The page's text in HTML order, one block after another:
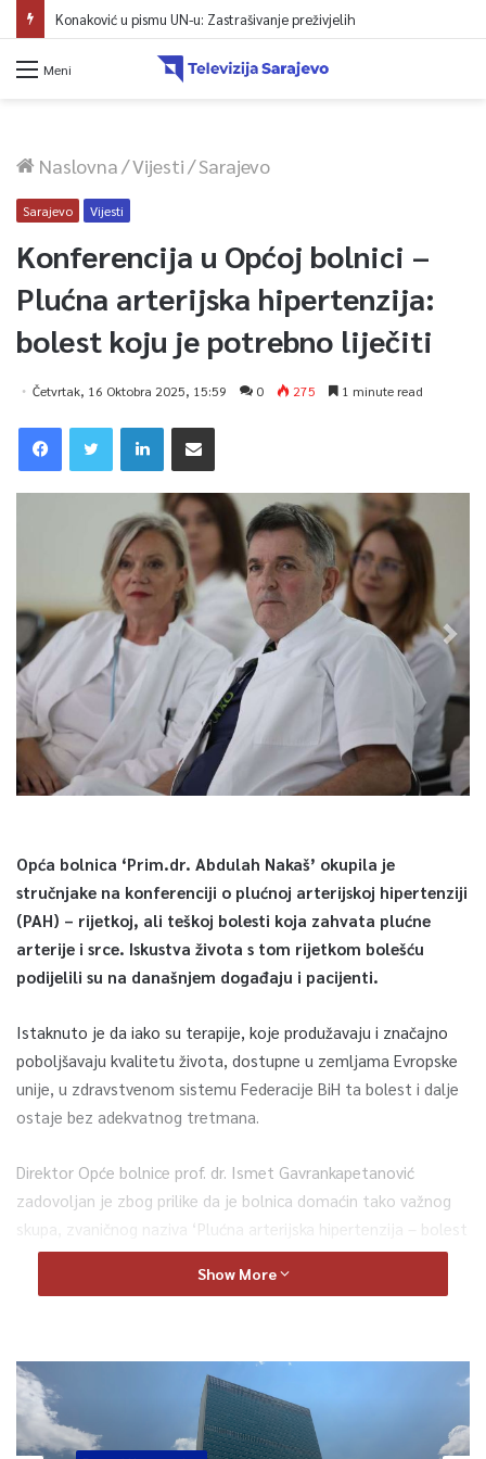
Konaković u pismu UN-u: Zastrašivanje preživjelih
Meni
Naslovna/Vijesti/Sarajevo
Sarajevo Vijesti
Konferencija u Općoj bolnici –
Plućna arterijska hipertenzija:
bolest koju je potrebno liječiti
Četvrtak, 16 Oktobra 2025, 15:59 0 275 1 minute read
Opća bolnica ‘Prim.dr. Abdulah Nakaš’ okupila je
stručnjake na konferenciji o plućnoj arterijskoj hipertenziji
(PAH) – rijetkoj, ali teškoj bolesti koja zahvata plućne
arterije i srce. Iskustva života s tom rijetkom bolešću
podijelili su na današnjem događaju i pacijenti.
Istaknuto je da iako su terapije, koje produžavaju i značajno
poboljšavaju kvalitetu života, dostupne u zemljama Evropske
unije, u zdravstvenom sistemu Federacije BiH ta bolest i dalje
ostaje bez adekvatnog tretmana.
Direktor Opće bolnice prof. dr. Ismet Gavrankapetanović
zadovoljan je zbog prilike da je bolnica domaćin tako važnog
skupa, zvaničnog naziva ‘Plućna arterijska hipertenzija – bolest
koju je potrebno liječiti’, a osnovni cilj je doprinijeti boljoj brizi
prema oboljelim od plućne arterijske hipertenzije, dijagnostici,
– Pacijenti nemaju adekvatnu svu terapiju, koju imaju oni u EU
pa i državama okruženja. Naglašavamo koliko je važno tu
bolest na vrijeme dijagnostici, a isto tako je važno da ti
pacijenti imaju adekvatnu terapiju koju će dobiti
Show More